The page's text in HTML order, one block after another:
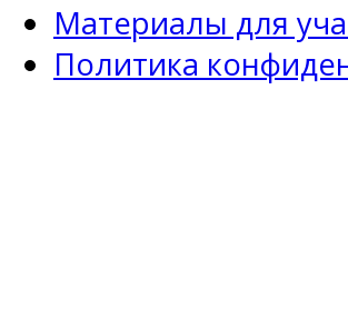
Материалы для
Политика